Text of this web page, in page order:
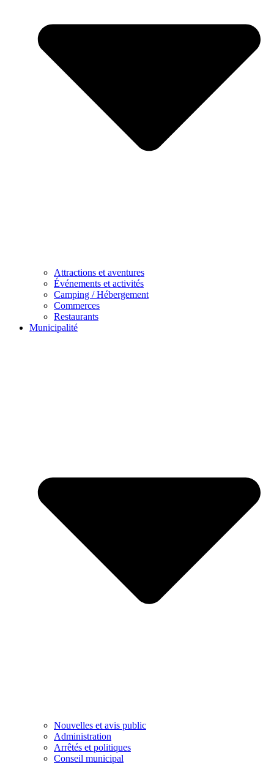
Attractions et aventures
Événements et activités
Camping / Hébergement
Commerces
Restaurants
Municipalité
Nouvelles et avis public
Administration
Arrêtés et politiques
Conseil municipal